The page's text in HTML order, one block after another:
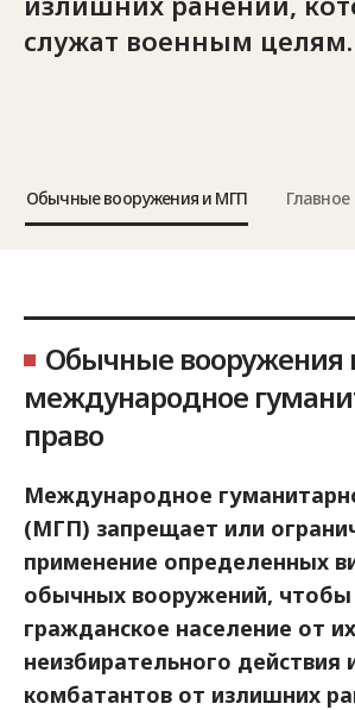
служат военным целям.
Обычные вооружения и МГП Главное
Обычные вооружения
международное
право
Международное
(МГП) запрещает или
применение определенных
обычных вооружений,
гражданское население от их
неизбирательного действия
комбатантов от излишних